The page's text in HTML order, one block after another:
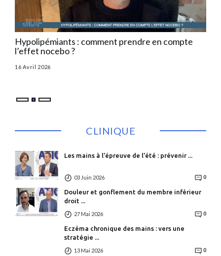
Hypolipémiants : comment prendre en compte
l’effet nocebo ?
16 Avril 2026
CLINIQUE
Les mains à l’épreuve de l’été : prévenir ...
03 Juin 2026 0
Douleur et gonflement du membre inférieur
droit ...
27 Mai 2026 0
Eczéma chronique des mains : vers une
stratégie ...
13 Mai 2026 0